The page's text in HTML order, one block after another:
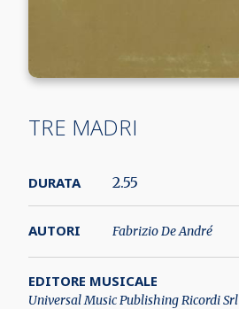
TRE MADRI
DURATA 2.55
AUTORI Fabrizio De André
EDITORE MUSICALE
Universal Music Publishing Ricordi Srl